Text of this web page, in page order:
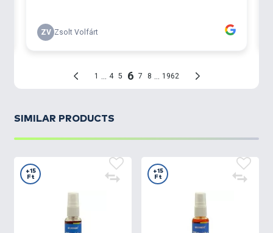
TORNADO Activator Spray – Sipi1 és Sipi2
Sipi 1 citrom-borsmenta ízesítésű
SIMILAR PRODUCTS
+15
Ft
+15
Ft